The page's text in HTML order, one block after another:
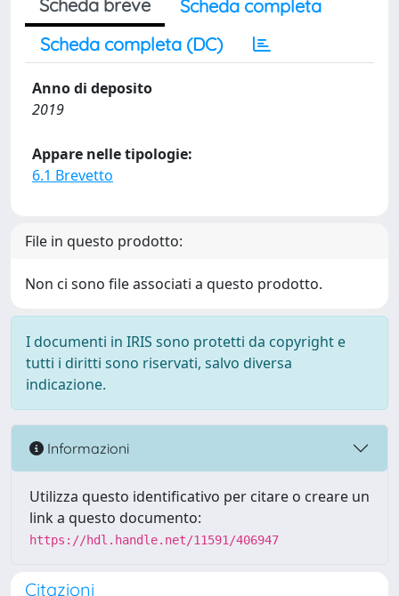
Scheda breve
Scheda completa
Scheda completa (DC)
Anno di deposito
2019
Appare nelle tipologie:
6.1 Brevetto
File in questo prodotto:
Non ci sono file associati a questo prodotto.
I documenti in IRIS sono protetti da copyright e
tutti i diritti sono riservati, salvo diversa
indicazione.
Informazioni
Utilizza questo identificativo per citare o creare un
link a questo documento:
https://hdl.handle.net/11591/406947
Citazioni